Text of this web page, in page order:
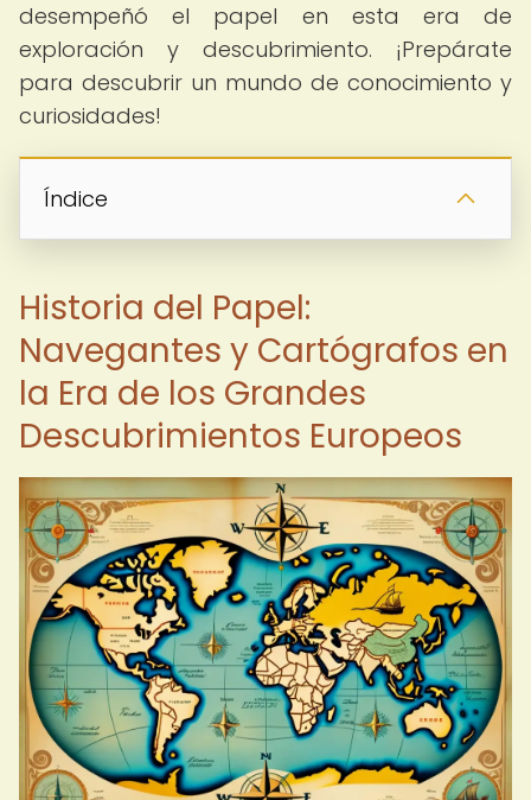
desempeñó el papel en esta era de
exploración y descubrimiento. ¡Prepárate
para descubrir un mundo de conocimiento y
curiosidades!
Índice
Historia del Papel:
Navegantes y Cartógrafos en
la Era de los Grandes
Descubrimientos Europeos